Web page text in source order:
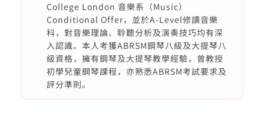
College London 音樂系（Music）
Conditional Offer，並於A-Level修讀音樂
科，對音樂理論、聆聽分析及演奏技巧均有深
入認識。本人考獲ABRSM鋼琴八級及大提琴八
級資格，擁有鋼琴及大提琴教學經驗，曾教授
初學兒童鋼琴課程，亦熟悉ABRSM考試要求及
評分準則。